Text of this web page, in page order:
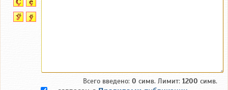
Всего введено: 0 симв. Лимит: 1200 симв.